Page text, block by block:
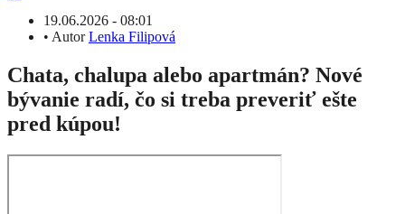
19.06.2026 - 08:01
• AutorLenka Filipová
Chata, chalupa alebo apartmán? Nové
bývanie radí, čo si treba preveriť ešte
pred kúpou!